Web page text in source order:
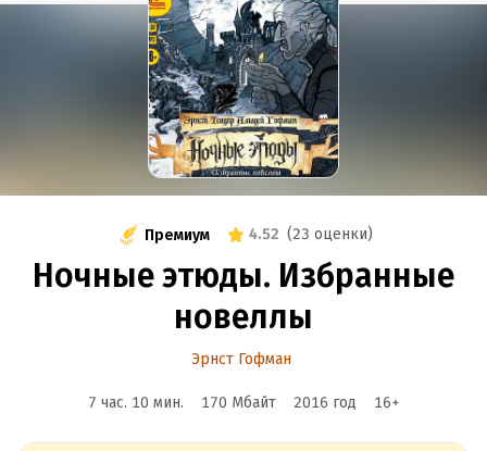
Премиум 4.52 (23 оценки)
Ночные этюды. Избранные
новеллы
Эрнст Гофман
7 час. 10 мин. 170 Мбайт 2016 год 16+